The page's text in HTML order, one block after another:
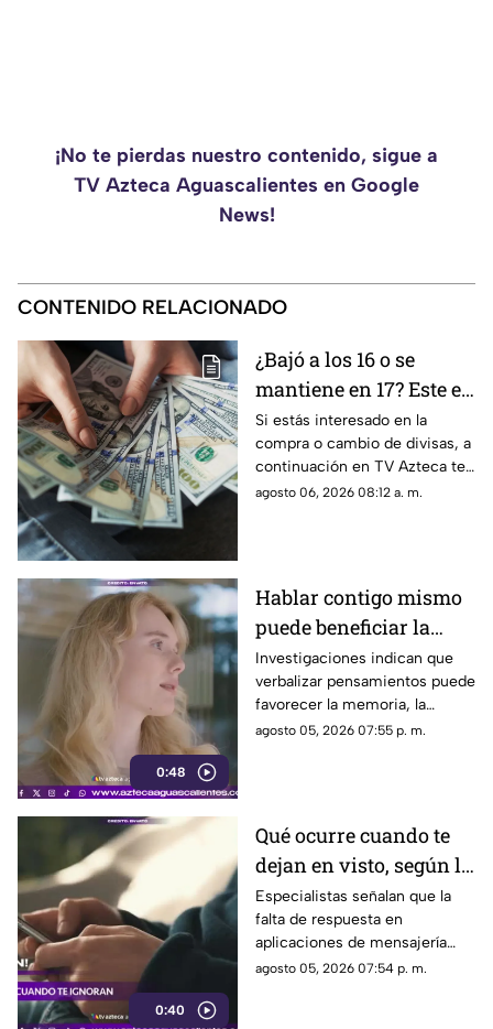
¡No te pierdas nuestro contenido, sigue a
TV Azteca Aguascalientes en Google
News!
CONTENIDO RELACIONADO
¿Bajó a los 16 o se
mantiene en 17? Este es
el precio del dólar en
Aguascalientes hoy 6
de agosto de 2026
Si estás interesado en la
compra o cambio de divisas, a
continuación en TV Azteca te
informamos cuál es el precio
agosto 06, 2026 08:12 a. m.
0:48
Hablar contigo mismo
puede beneficiar la
concentración y la
memoria
Investigaciones indican que
verbalizar pensamientos puede
favorecer la memoria, la
planificación y el manejo de
agosto 05, 2026 07:55 p. m.
0:40
Qué ocurre cuando te
dejan en visto, según la
psicología
Especialistas señalan que la
falta de respuesta en
aplicaciones de mensajería
puede tener efectos
agosto 05, 2026 07:54 p. m.